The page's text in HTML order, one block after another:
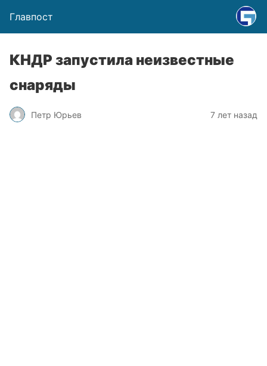
Главпост
КНДР запустила неизвестные
снаряды
Петр Юрьев 7 лет назад